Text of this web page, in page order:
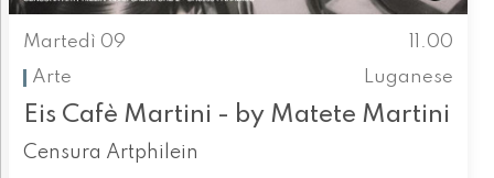
Martedì 09
11.00
Arte
Luganese
Eis Cafè Martini - by Matete Martini
Censura Artphilein